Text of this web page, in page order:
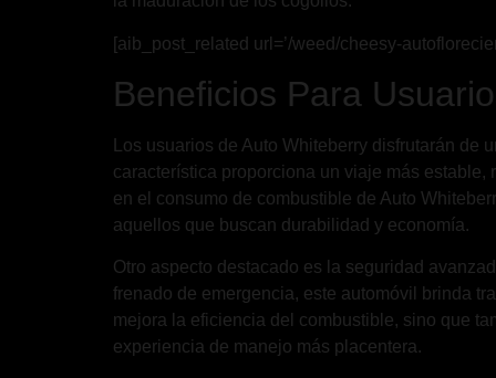
[aib_post_related url=’/weed/cheesy-
Beneficios Para
Los usuarios de Auto Whiteberry disfrutarán
característica proporciona un viaje más
en el consumo de combustible de Auto
aquellos que buscan durabilidad y economía.
Otro aspecto destacado es la seguridad
frenado de emergencia, este automóvil brinda
mejora la eficiencia del combustible, sino que
experiencia de manejo más placentera.